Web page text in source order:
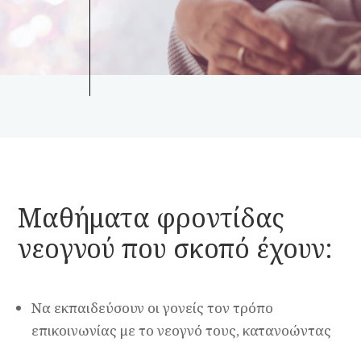
Μαθήματα φροντίδας
νεογνού που σκοπό έχουν:
Να εκπαιδεύσουν οι γονείς τον τρόπο
επικοινωνίας με το νεογνό τους, κατανοώντας